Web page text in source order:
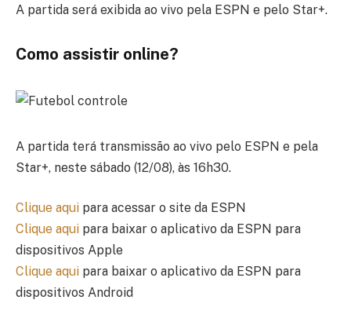
A partida será exibida ao vivo pela ESPN e pelo Star+.
Como assistir online?
A partida terá transmissão ao vivo pelo ESPN e pela
Star+, neste sábado (12/08), às 16h30.
Clique aqui para acessar o site da ESPN
Clique aqui para baixar o aplicativo da ESPN para
dispositivos Apple
Clique aqui para baixar o aplicativo da ESPN para
dispositivos Android